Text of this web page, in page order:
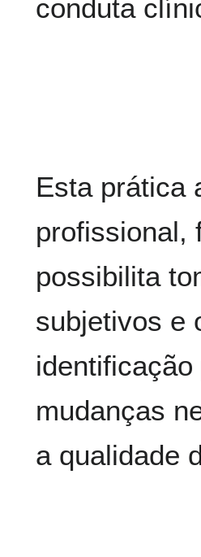
conduta
Esta prática
profissional,
possibilita
subjetivos e
mudanças
a qualidade